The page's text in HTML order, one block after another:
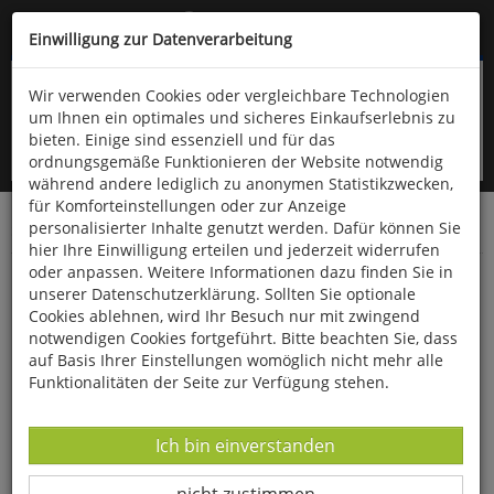
Kompletten Head der Seite überspringen
oder (06766) 9323-960
Startseite Bücher Literatur Belletristik
Zeit der Erfüllung
Einwilligung zur Datenverarbeitung
Wir verwenden Cookies oder vergleichbare Technologien
um Ihnen ein optimales und sicheres Einkaufserlebnis zu
bieten. Einige sind essenziell und für das
ordnungsgemäße Funktionieren der Website notwendig
während andere lediglich zu anonymen Statistikzwecken,
für Komforteinstellungen oder zur Anzeige
personalisierter Inhalte genutzt werden. Dafür können Sie
hier Ihre Einwilligung erteilen und jederzeit widerrufen
oder anpassen. Weitere Informationen dazu finden Sie in
unserer Datenschutzerklärung. Sollten Sie optionale
Cookies ablehnen, wird Ihr Besuch nur mit zwingend
notwendigen Cookies fortgeführt. Bitte beachten Sie, dass
auf Basis Ihrer Einstellungen womöglich nicht mehr alle
Funktionalitäten der Seite zur Verfügung stehen.
Datenverarbeitung -
Ich bin einverstanden